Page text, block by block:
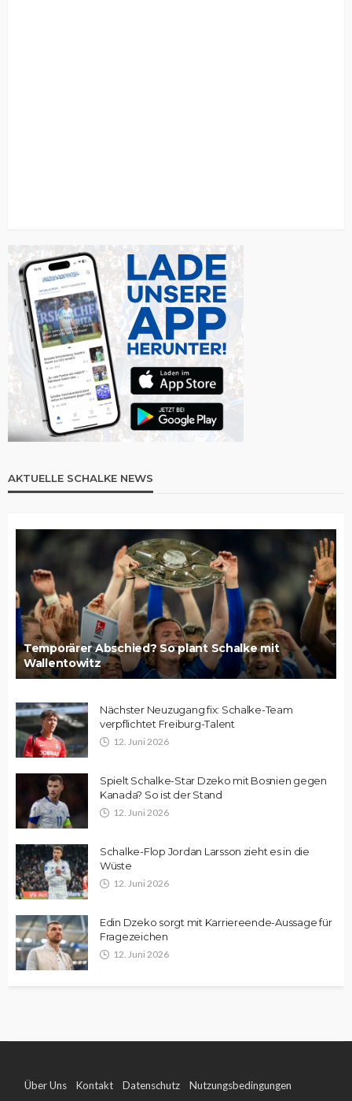
AKTUELLE SCHALKE NEWS
Temporärer Abschied? So plant Schalke mit
Wallentowitz
Nächster Neuzugang fix: Schalke-Team
verpflichtet Freiburg-Talent
12. Juni 2026
Spielt Schalke-Star Dzeko mit Bosnien gegen
Kanada? So ist der Stand
12. Juni 2026
Schalke-Flop Jordan Larsson zieht es in die
Wüste
12. Juni 2026
Edin Dzeko sorgt mit Karriereende-Aussage für
Fragezeichen
12. Juni 2026
Über Uns Kontakt Datenschutz Nutzungsbedingungen